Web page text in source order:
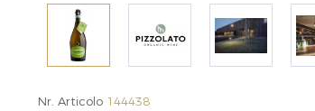
Nr. Articolo 144438